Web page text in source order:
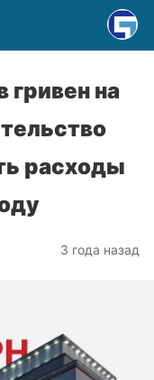
гривен на
расходы
3 года назад